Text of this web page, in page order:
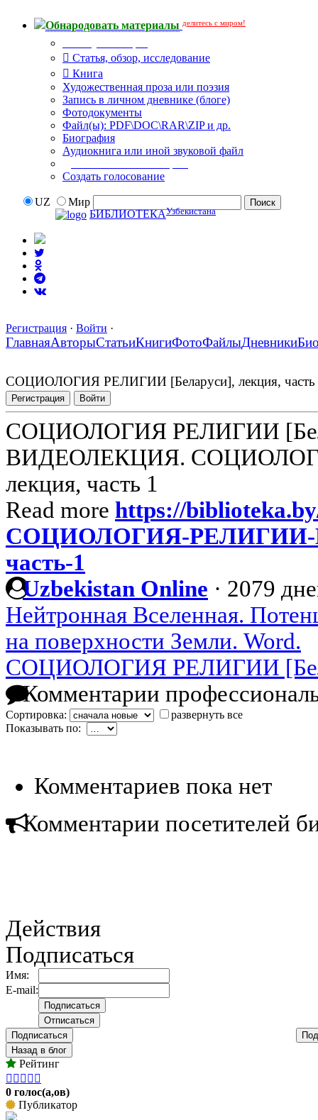
Обнародовать материалы делитесь с миром!
Статья, обзор, исследование
Книга
Художественная проза или поэзия
Запись в личном дневнике (блоге)
Фотодокументы
Файл(ы): PDF\DOC\RAR\ZIP и др.
Биография
Аудиокнига или иной звуковой файл
Создать голосование
UZ
Мир
БИБЛИОТЕКАУзбекистана
Регистрация · Войти ·
ГлавнаяАвторыСтатьиКнигиФотоФайлыДневники
СОЦИОЛОГИЯ РЕЛИГИИ [Беларуси], лекция, часть
Регистрация Войти
СОЦИОЛОГИЯ РЕЛИГИИ
ВИДЕОЛЕКЦИЯ.
лекция, часть 1
Read more https://
СОЦИОЛОГИЯ-РЕЛИГИИ-
часть-1
Uzbekistan Online · 2079
Нейтронная Вселенная.
на поверхности Земли. Word.
СОЦИОЛОГИЯ РЕЛИГИИ
Комментарии
Сортировка:
развернуть все
Показывать по:
Комментариев пока нет
Комментарии посетителей
Действия
Подписаться
Имя:
E-mail:
Подписаться
Назад в блог
Рейтинг
    
0 голос(а,ов)
Публикатор